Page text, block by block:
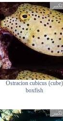
تكبير
(Ostracion cubicus (cube
boxfish
تكبير